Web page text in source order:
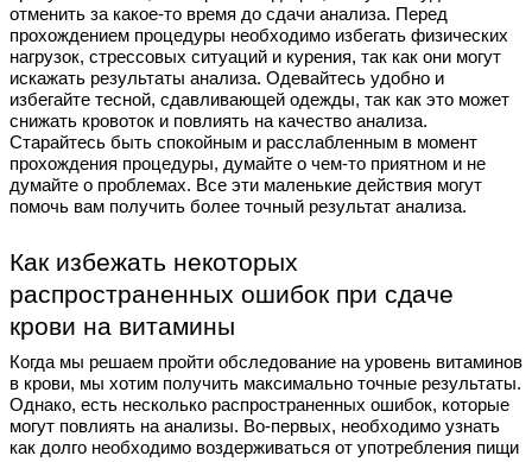
отменить за какое-то время до сдачи анализа. Перед
прохождением процедуры необходимо избегать физических
нагрузок, стрессовых ситуаций и курения, так как они могут
искажать результаты анализа. Одевайтесь удобно и
избегайте тесной, сдавливающей одежды, так как это может
снижать кровоток и повлиять на качество анализа.
Старайтесь быть спокойным и расслабленным в момент
прохождения процедуры, думайте о чем-то приятном и не
думайте о проблемах. Все эти маленькие действия могут
помочь вам получить более точный результат анализа.
Как избежать некоторых
распространенных ошибок при сдаче
крови на витамины
Когда мы решаем пройти обследование на уровень витаминов
в крови, мы хотим получить максимально точные результаты.
Однако, есть несколько распространенных ошибок, которые
могут повлиять на анализы. Во-первых, необходимо узнать
как долго необходимо воздерживаться от употребления пищи